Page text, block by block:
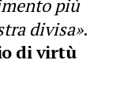
più
divisa».
di virtù